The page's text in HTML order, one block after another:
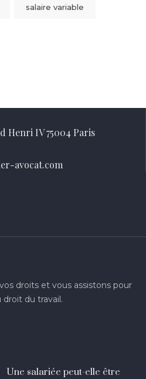
salaire variable
Henri IV 75004 Paris
avocat.com
droits et vous assistons pour
du travail.
Une salariée peut-elle être